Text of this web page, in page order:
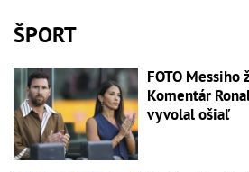
ŠPORT
FOTO Messiho
Komentár
vyvolal ošiaľ